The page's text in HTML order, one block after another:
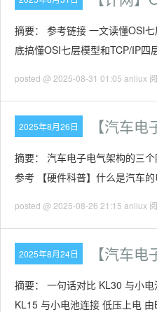
摘要： 参考链接 一文读懂OSI
底搞懂OSI七层模型和TCP/IP四
posted @ 2025-08-31 01:05 anliux
2025年8月26日 【汽车
摘要： 汽车电子电气架构的三
参考 【硬件科普】什么是汽车
posted @ 2025-08-26 21:15 anliux
2025年8月24日 【汽车
摘要： 一句话对比 KL30 与小
KL15 与小电池连接 低压上电